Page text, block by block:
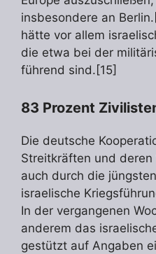
insbesondere an
hätte vor allem
die etwa bei der
führend sind.[15]
83 Prozent
Die deutsche
Streitkräften und
auch durch die
israelische
In der vergangenen
anderem das
gestützt auf Angaben